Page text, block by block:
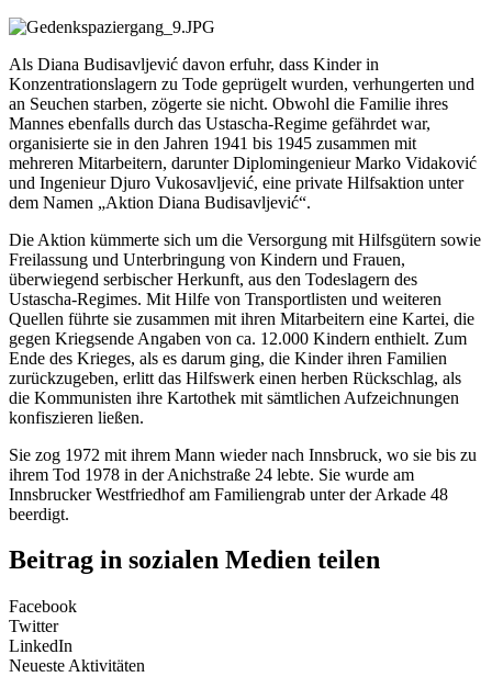
Als Diana Budisavljević davon erfuhr, dass Kinder in
Konzentrationslagern zu Tode geprügelt wurden, verhungerten und
an Seuchen starben, zögerte sie nicht. Obwohl die Familie ihres
Mannes ebenfalls durch das Ustascha-Regime gefährdet war,
organisierte sie in den Jahren 1941 bis 1945 zusammen mit
mehreren Mitarbeitern, darunter Diplomingenieur Marko Vidaković
und Ingenieur Djuro Vukosavljević, eine private Hilfsaktion unter
dem Namen „Aktion Diana Budisavljević“.
Die Aktion kümmerte sich um die Versorgung mit Hilfsgütern sowie
Freilassung und Unterbringung von Kindern und Frauen,
überwiegend serbischer Herkunft, aus den Todeslagern des
Ustascha-Regimes. Mit Hilfe von Transportlisten und weiteren
Quellen führte sie zusammen mit ihren Mitarbeitern eine Kartei, die
gegen Kriegsende Angaben von ca. 12.000 Kindern enthielt. Zum
Ende des Krieges, als es darum ging, die Kinder ihren Familien
zurückzugeben, erlitt das Hilfswerk einen herben Rückschlag, als
die Kommunisten ihre Kartothek mit sämtlichen Aufzeichnungen
konfiszieren ließen.
Sie zog 1972 mit ihrem Mann wieder nach Innsbruck, wo sie bis zu
ihrem Tod 1978 in der Anichstraße 24 lebte. Sie wurde am
Innsbrucker Westfriedhof am Familiengrab unter der Arkade 48
beerdigt.
Beitrag in sozialen Medien teilen
Facebook
Twitter
LinkedIn
Neueste Aktivitäten